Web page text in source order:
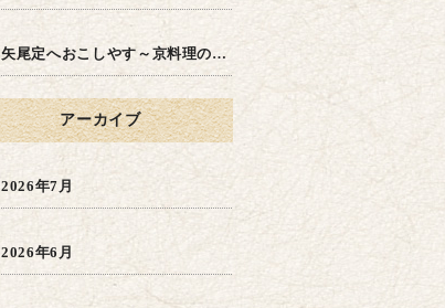
矢尾定へおこしやす～京料理の味を～
アーカイブ
2026年7月
2026年6月